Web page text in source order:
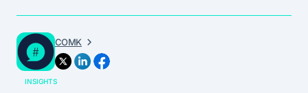
COMK
INSIGHTS